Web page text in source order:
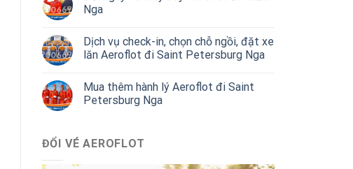
Nga
Dịch vụ check-in, chọn chỗ ngồi, đặt xe
lăn Aeroflot đi Saint Petersburg Nga
Mua thêm hành lý Aeroflot đi Saint
Petersburg Nga
ĐỔI VÉ AEROFLOT